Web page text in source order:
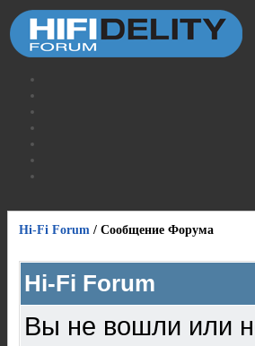
Hi-Fi Forum / Сообщение Форума
Hi-Fi Forum
Вы не вошли или